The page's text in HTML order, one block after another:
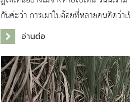
กันค่ะว่า การเผาใบอ้อยที่หลายคนคิดว่า
แท้จริงแล้วส่งผลเสียต่อโลกของเรามากแค่
อ่านต่อ